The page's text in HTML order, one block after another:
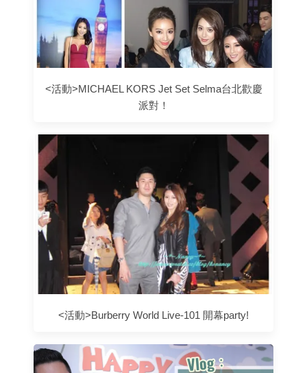
<活動>MICHAEL KORS Jet Set Selma台北歡慶
派對！
<活動>Burberry World Live-101 開幕party!